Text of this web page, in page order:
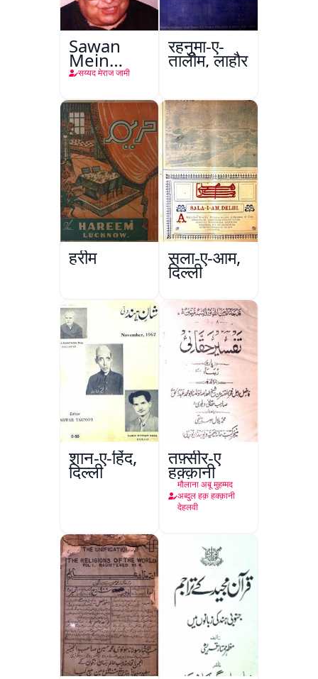
Sawan
Mein
Dhoop Ka
Viddiya
Sagar
Aanand
सय्यद मेराज जामी
रहनुमा-ए-
तालीम, लाहौर
हरीम सला-ए-आम,
दिल्ली
शान-ए-हिंद,
दिल्ली
तफ़्सीर-ए
हक़्क़ानी
मौलाना अबू मुहम्मद
अब्दुल हक़ हक्क़ानी
देहलवी